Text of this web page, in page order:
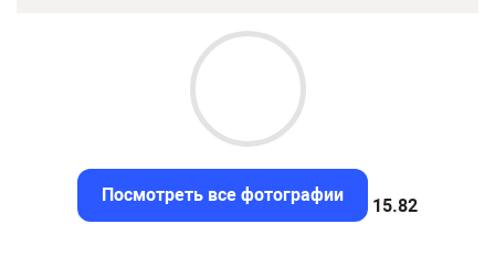
Посмотреть все фотографии
15.55